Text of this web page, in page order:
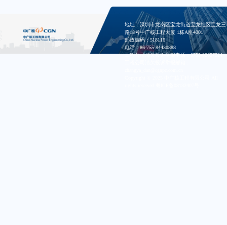
地址：深圳市龙岗区宝龙街道宝龙社区宝龙三
路18号中广核工程大厦 1栋A座4001
邮政编码：518116
电话：86-755-84430888
工程公司清欠投诉举报电话：0755-82657524